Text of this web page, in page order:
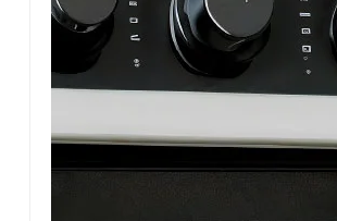
actualmente compite en el